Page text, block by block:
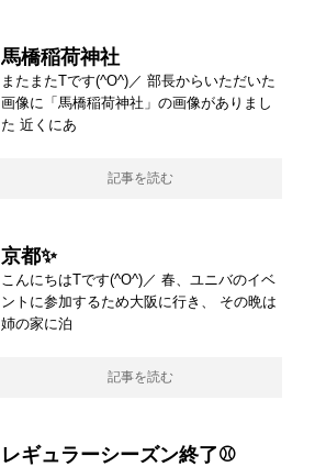
馬橋稲荷神社
またまたTです(^O^)／ 部長からいただいた
画像に「馬橋稲荷神社」の画像がありまし
た 近くにあ
記事を読む
京都✨
こんにちはTです(^O^)／ 春、ユニバのイベ
ントに参加するため大阪に行き、 その晩は
姉の家に泊
記事を読む
レギュラーシーズン終了⚾